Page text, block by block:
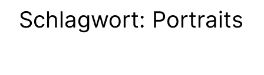
Schlagwort: Portraits